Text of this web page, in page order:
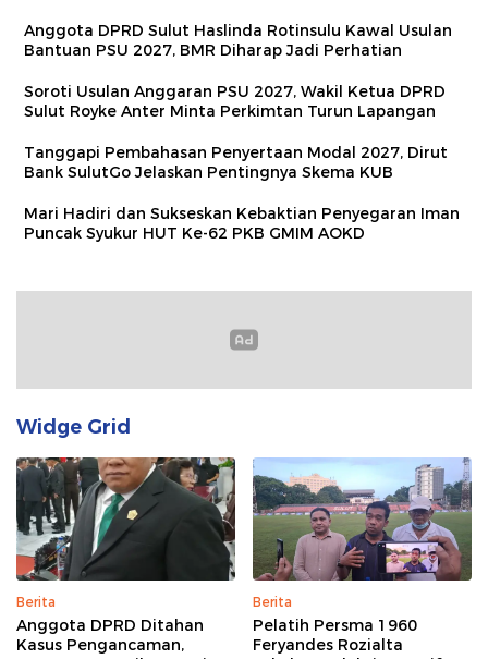
Anggota DPRD Sulut Haslinda Rotinsulu Kawal Usulan
Bantuan PSU 2027, BMR Diharap Jadi Perhatian
Soroti Usulan Anggaran PSU 2027, Wakil Ketua DPRD
Sulut Royke Anter Minta Perkimtan Turun Lapangan
Tanggapi Pembahasan Penyertaan Modal 2027, Dirut
Bank SulutGo Jelaskan Pentingnya Skema KUB
Mari Hadiri dan Sukseskan Kebaktian Penyegaran Iman
Puncak Syukur HUT Ke-62 PKB GMIM AOKD
Widge Grid
Berita
Anggota DPRD Ditahan
Kasus Pengancaman,
Berita
Pelatih Persma 1960
Feryandes Rozialta